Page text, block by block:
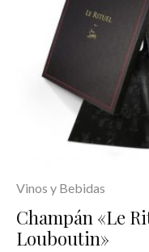
Vinos y Bebidas
Champán «Le
Louboutin»